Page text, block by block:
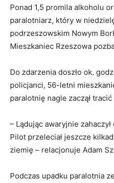
Ponad 1,5 promila alkoholu
paralotniarz, który w
podrzeszowskim Nowym
Mieszkaniec Rzeszowa
Do zdarzenia doszło ok.
policjanci, 56-letni
paralotnię nagle zaczął
– Lądując awaryjnie
Pilot przeleciał jeszcze
ziemię – relacjonuje Adam
Podczas upadku paralotnia